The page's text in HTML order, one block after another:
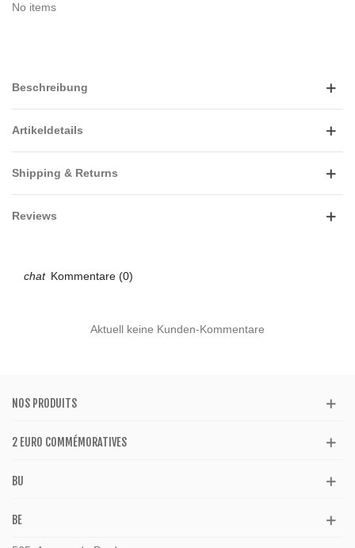
No items
Beschreibung
Artikeldetails
Shipping & Returns
Reviews
Kommentare (0)
Aktuell keine Kunden-Kommentare
NOS PRODUITS
2 EURO COMMÉMORATIVES
BU
BE